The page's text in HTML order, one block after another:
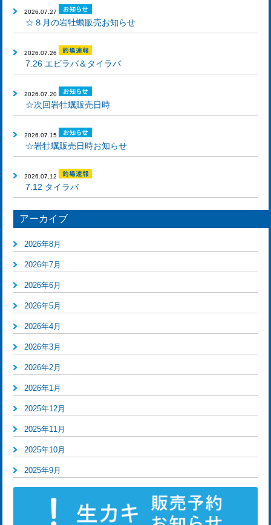
2026.07.27
☆８月の岩牡蠣販売お知らせ
2026.07.26
7.26 エビラバ＆タイラバ
2026.07.20
☆次回岩牡蠣販売日時
2026.07.15
☆岩牡蠣販売日時お知らせ
2026.07.12
7.12 タイラバ
アーカイブ
2026年8月
2026年7月
2026年6月
2026年5月
2026年4月
2026年3月
2026年2月
2026年1月
2025年12月
2025年11月
2025年10月
2025年9月